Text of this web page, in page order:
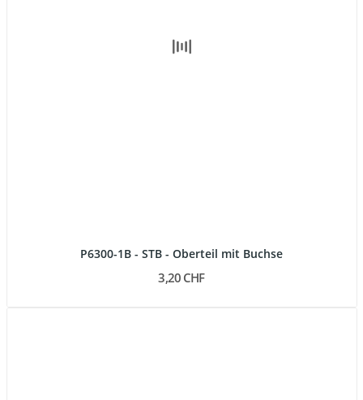
P6300-1B - STB - Oberteil mit Buchse
3,20 CHF